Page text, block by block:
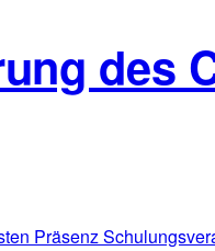
des
Präsenz